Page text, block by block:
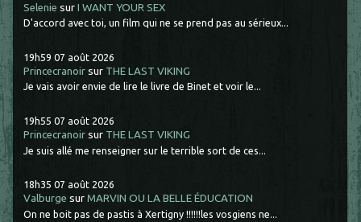
Selenie surI WANT YOUR SEX
D'accord avec toi, un film qui ne se prend pas au sérieux...
19h59 07 août 2026
Princecranoir sur THE LAST VIKING
Je vais avoir envie de lire le livre de Binet et voir le...
19h55 07 août 2026
Princecranoir sur THE LAST VIKING
Je suis allé me renseigner sur le terrible sort de ces...
18h35 07 août 2026
Valburge surMARVIN OU LA BELLE ÉDUCATION
On ne boit pas de pastis à Xertigny !!!!!!les vosgiens ne...